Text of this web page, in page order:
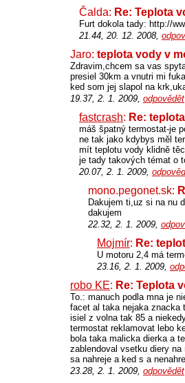
Čalda: Re: Teplota
Furt dokola tady: http://
21.44, 20. 12. 2008,
Jaro: teplota vody v
Zdravim,chcem sa vas
presiel 30km a vnutri mi
ked som jej slapol na
19.37, 2. 1. 2009, odpovědět
fastcrash: Re:
máš špatný termostat-je
ne tak jako kdybys měl
mít teplotu vody klidně
je tady takových témat o
20.07, 2. 1. 2009,
mono.pegonet.sk:
Dakujem ti,uz si na nu
dakujem
22.32, 2. 1. 2009,
Mojmír: Re:
U motoru 2,4 má
23.16, 2. 1. 2009,
robo KE: Re: Teplota
To.: manuch podla mna je
facet al taka nejaka znacka
isiel z volna tak 85 a
termostat reklamovat lebo
bola taka malicka dierka a
zablendoval vsetku diery
sa nahreje a ked s a
23.28, 2. 1. 2009, odpovědět